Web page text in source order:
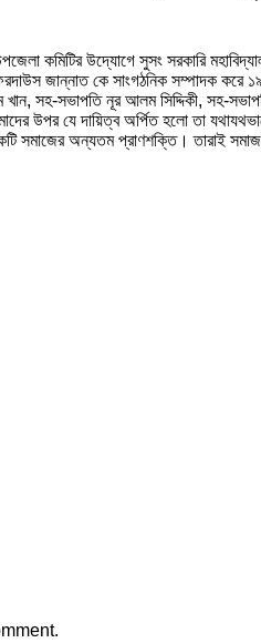
কমিটির উদ্যোগে সুসং সরকারি
জান্নাত কে সাংগঠনিক সম্পাদক করে
সহ-সভাপতি নূর আলম সিদ্দিকী, সহ-
উপর যে দায়িত্ব অর্পিত হলো তা
সমাজের অন্যতম প্রাণশক্তি। তারাই